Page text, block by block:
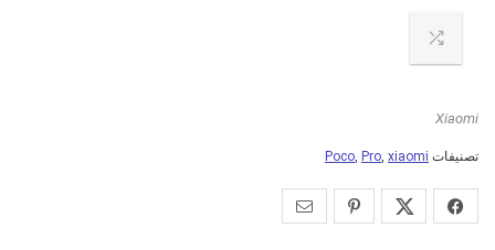
Xiaomi
تصنيفات Poco, Pro, xiaomi